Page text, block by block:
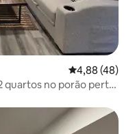
4,88 de uma
4,88 (48)
quartos no porão perto